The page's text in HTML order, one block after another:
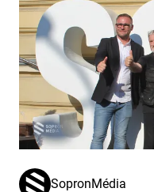
SopronMédia